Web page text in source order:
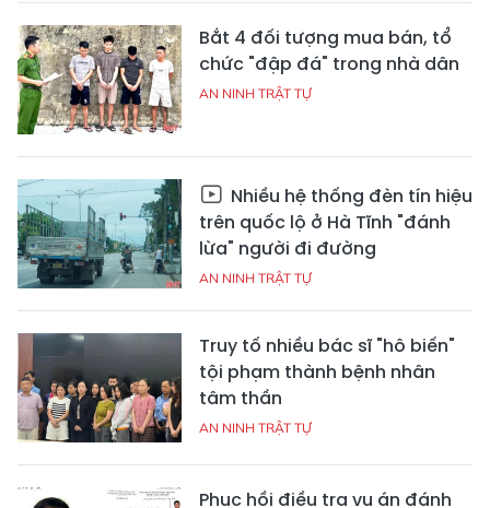
Bắt 4 đối tượng mua bán, tổ
chức "đập đá" trong nhà dân
AN NINH TRẬT TỰ
Nhiều hệ thống đèn tín hiệu
trên quốc lộ ở Hà Tĩnh "đánh
lừa" người đi đường
AN NINH TRẬT TỰ
Truy tố nhiều bác sĩ "hô biến"
tội phạm thành bệnh nhân
tâm thần
AN NINH TRẬT TỰ
Phục hồi điều tra vụ án đánh